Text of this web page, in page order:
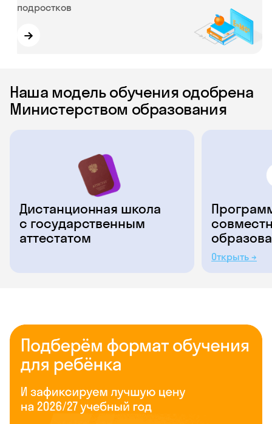
подростков
→
Наша модель обучения одобрена
Министерством образования
Дистанционная школа
с государственным
аттестатом
Открыть →